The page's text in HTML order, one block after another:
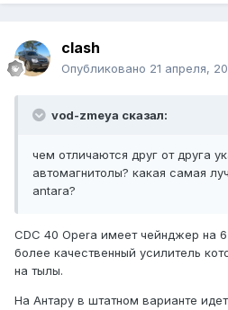
clash
Опубликовано 21 апреля,
vod-zmeya сказал:
чем отличаются друг от друга
автомагнитолы? какая самая
antara?
CDC 40 Opera имеет чейнджер на
более качественный усилитель
на тылы.
На Антару в штатном варианте